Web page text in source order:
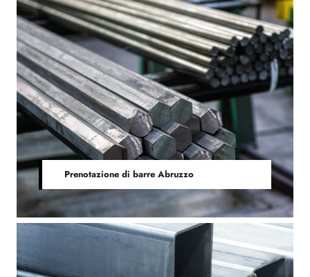
Prenotazione di barre Abruzzo